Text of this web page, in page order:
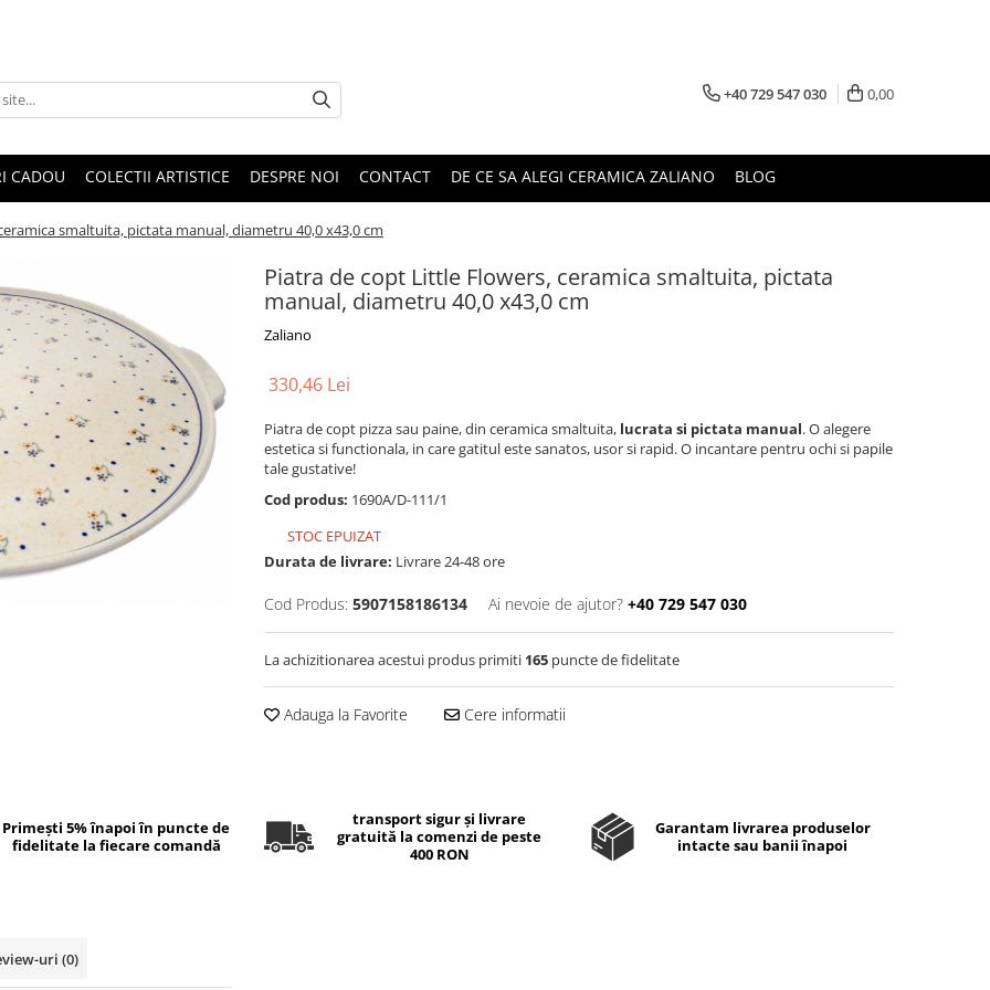
+40 729 547 030 0,00
CADOU COLECTII ARTISTICE DESPRE NOI CONTACT DE CE SA ALEGI CERAMICA ZALIANO BLOG
smaltuita, pictata manual, diametru 40,0 x43,0 cm
Piatra de copt Little Flowers, ceramica smaltuita, pictata
manual, diametru 40,0 x43,0 cm
Zaliano
330,46 Lei
Piatra de copt pizza sau paine, din ceramica smaltuita, lucrata si pictata manual. O alegere
estetica si functionala, in care gatitul este sanatos, usor si rapid. O incantare pentru ochi si papile
tale gustative!
Cod produs: 1690A/D-111/1
STOC EPUIZAT
Durata de livrare: Livrare 24-48 ore
Cod Produs: 5907158186134 Ai nevoie de ajutor? +40 729 547 030
La achizitionarea acestui produs primiti 165 puncte de fidelitate
Adauga la Favorite Cere informatii
Primești 5% înapoi în puncte de
fidelitate la fiecare comandă
transport sigur și livrare
gratuită la comenzi de peste
400 RON
Garantam livrarea produselor
intacte sau banii înapoi
uri (0)